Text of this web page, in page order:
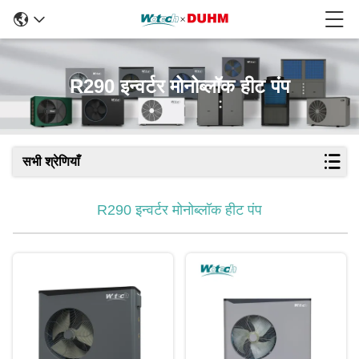
R290 इन्वर्टर मोनोब्लॉक हीट पंप
सभी श्रेणियाँ
R290 इन्वर्टर मोनोब्लॉक हीट पंप